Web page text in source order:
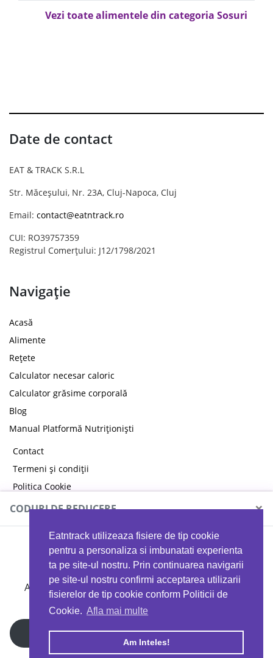
Eatntrack utilizeaza fisiere de tip cookie
pentru a personaliza si imbunatati experienta
ta pe site-ul nostru. Prin continuarea navigarii
pe site-ul nostru confirmi acceptarea utilizarii
fisierelor de tip cookie conform Politicii de
Cookie. Afla mai multe
Am Inteles!
Vezi toate alimentele din categoria Sosuri
Date de contact
EAT & TRACK S.R.L
Str. Măceșului, Nr. 23A, Cluj-Napoca, Cluj
Email: contact@eatntrack.ro
CUI: RO39757359
Registrul Comerțului: J12/1798/2021
Navigație
Acasă
Alimente
Rețete
Calculator necesar caloric
Calculator grăsime corporală
Blog
Manual Platformă Nutriționiști
Contact
Termeni și condiții
Politica Cookie
Politica de confidențialitate
Copyright © 2026 EAT & TRACK S.R.L
CODURI DE REDUCERE ×
MYPROTEIN
Ai 40%reducere la orice comandă folosind codul
EATTRACK
Profită acum